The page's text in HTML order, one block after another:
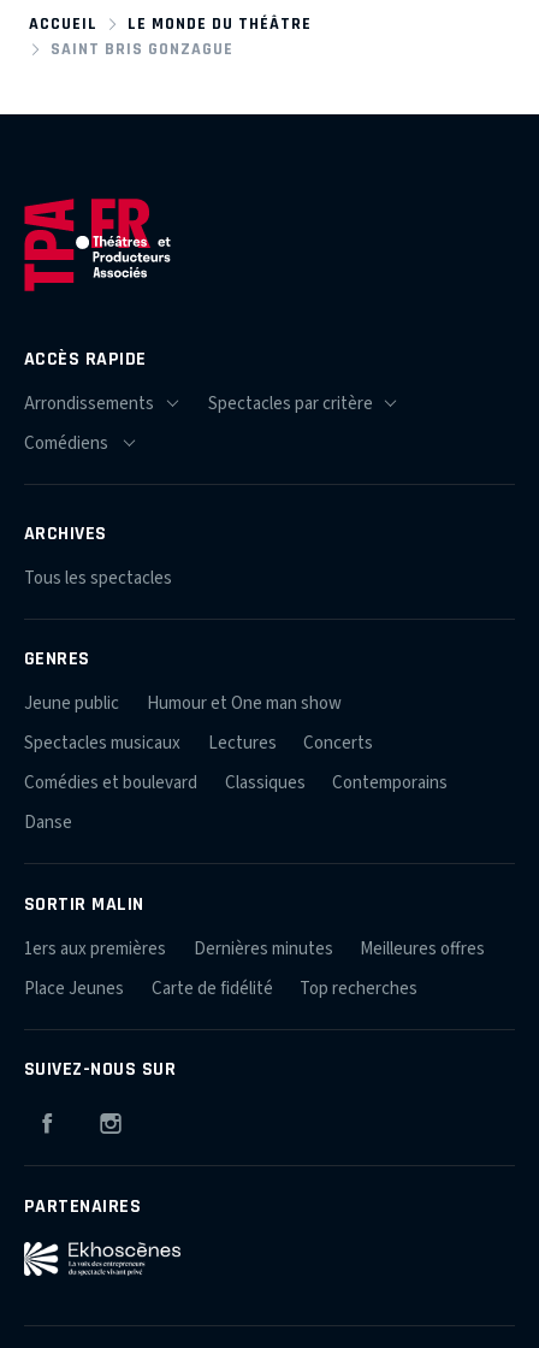
ACCUEIL
LE MONDE DU THÉÂTRE
SAINT BRIS GONZAGUE
ACCÈS RAPIDE
ARCHIVES
Tous les spectacles
GENRES
Jeune public
Humour et One man show
Spectacles musicaux
Lectures
Concerts
Comédies et boulevard
Classiques
Contemporains
Danse
SORTIR MALIN
1ers aux premières Dernières minutes
Meilleures offres
Place Jeunes
Carte de fidélité Top recherches
SUIVEZ-NOUS SUR
Facebook
PARTENAIRES